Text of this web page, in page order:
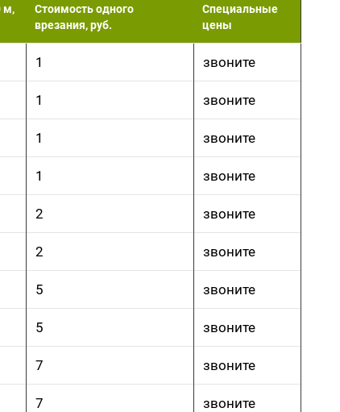
м,
Стоимость одного
врезания, руб.
Специальные
цены
1 звоните
1 звоните
1 звоните
1 звоните
2 звоните
2 звоните
5 звоните
5 звоните
7 звоните
7 звоните